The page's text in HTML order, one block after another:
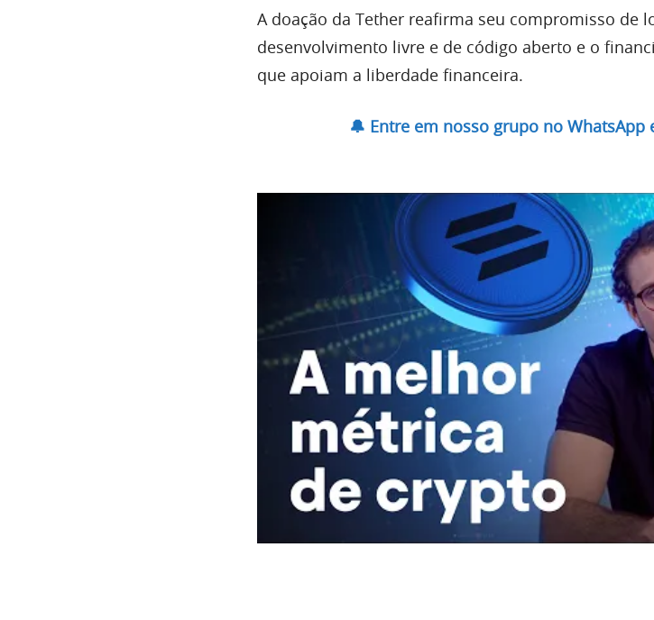
A doação da Tether reafirma seu compromisso de
desenvolvimento livre e de código aberto e o
que apoiam a liberdade financeira.
🔔 Entre em nosso grupo no WhatsApp